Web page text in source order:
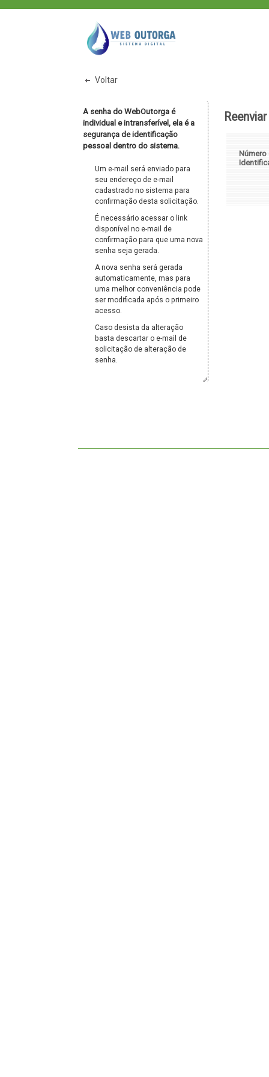
Voltar
A senha do WebOutorga é
individual e intransferível, ela é a
segurança de identificação
pessoal dentro do sistema.
Um e-mail será enviado para
seu endereço de e-mail
cadastrado no sistema para
confirmação desta solicitação.
É necessário acessar o link
disponível no e-mail de
confirmação para que uma nova
senha seja gerada.
A nova senha será gerada
automaticamente, mas para
uma melhor conveniência pode
ser modificada após o primeiro
acesso.
Caso desista da alteração
basta descartar o e-mail de
solicitação de alteração de
senha.
Número